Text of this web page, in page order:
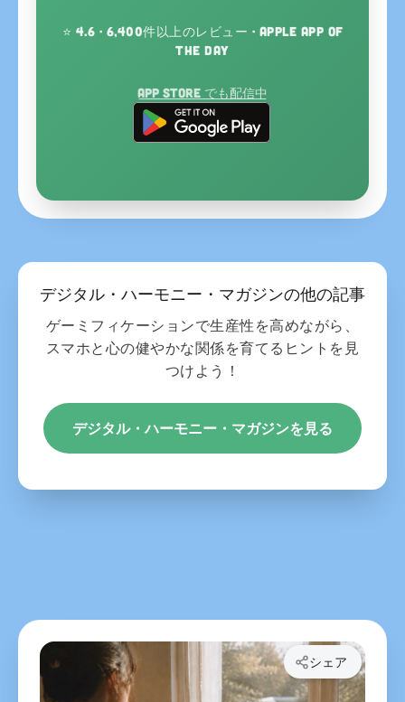
⭐ 4.6 · 6,400件以上のレビュー · Apple App of
the Day
App Store でも配信中
デジタル・ハーモニー・マガジンの他の記事
ゲーミフィケーションで生産性を高めながら、
スマホと心の健やかな関係を育てるヒントを見
つけよう！
デジタル・ハーモニー・マガジンを見る
シェア